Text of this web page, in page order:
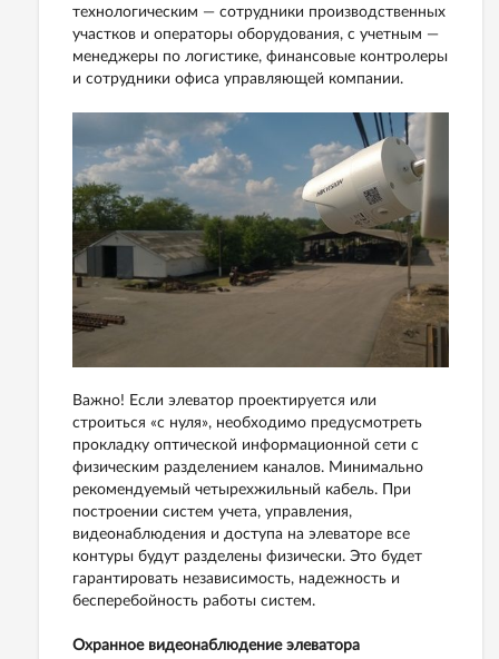
технологическим — сотрудники производственных
участков и операторы оборудования, с учетным —
менеджеры по логистике, финансовые контролеры
и сотрудники офиса управляющей компании.
Важно! Если элеватор проектируется или
строиться «с нуля», необходимо предусмотреть
прокладку оптической информационной сети с
физическим разделением каналов. Минимально
рекомендуемый четырехжильный кабель. При
построении систем учета, управления,
видеонаблюдения и доступа на элеваторе все
контуры будут разделены физически. Это будет
гарантировать независимость, надежность и
бесперебойность работы систем.
Охранное видеонаблюдение элеватора